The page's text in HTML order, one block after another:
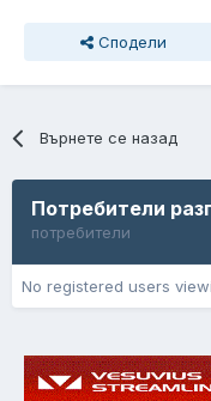
Сподели
Върнете се назад
Потребители
потребители
No registered users